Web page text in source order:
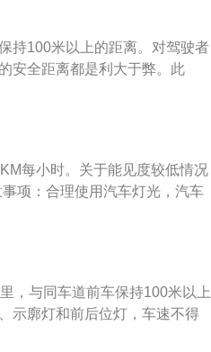
注意事项：要注意查询天气和
路线，随车携带好车辆故障警
等。《中华人民共和国道路交
不准故意不让或加速行驶。机
华路段，不准倒车。
持50米以上的距离。3、能见
位灯和危险报警闪光灯，车速
离高速公路。
持100米以上的距离。对驾驶者
安全距离都是利大于弊。此
的路况就不能非常清楚的知
，车速不得超过每小时60公
小于100米时：开启雾灯、近光
得超过每小时40公里，与同车
开启雾灯、近光灯、示廓灯、
20公里，并从最近的出口尽快
每小时。关于能见度较低情况
项：合理使用汽车灯光，汽车
议司机可将远光灯当作信号灯
是刹车时尾灯变亮，可提醒后
在500—200米时，必须开启防
，行车间距应保持在150米以
目近光灯、示宽灯和尾灯，时
见度在100—50米时，除打开
，与同车道前车保持100米以上
示廓灯和前后位灯，车速不得
的距离；能见度小于100米时：